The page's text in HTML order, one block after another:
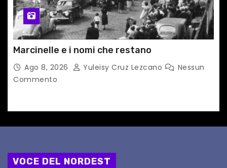
Marcinelle e i nomi che restano
Ago 8, 2026 Yuleisy Cruz Lezcano
Nessun
Commento
VOCE DEL NORDEST